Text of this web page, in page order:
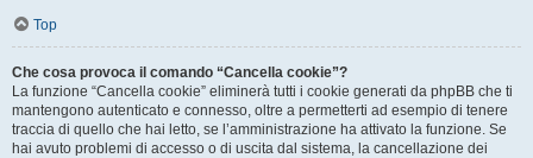
Top
Che cosa provoca il comando “Cancella cookie”?
La funzione “Cancella cookie” eliminerà tutti i cookie generati da phpBB che ti
mantengono autenticato e connesso, oltre a permetterti ad esempio di tenere
traccia di quello che hai letto, se l’amministrazione ha attivato la funzione. Se
hai avuto problemi di accesso o di uscita dal sistema, la cancellazione dei